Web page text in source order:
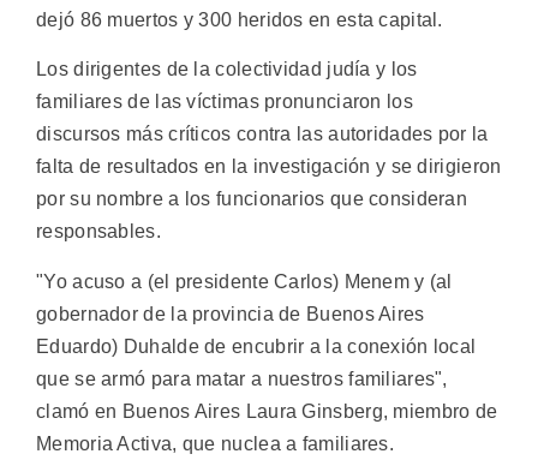
dejó 86 muertos y 300 heridos en esta capital.
Los dirigentes de la colectividad judía y los
familiares de las víctimas pronunciaron los
discursos más críticos contra las autoridades por la
falta de resultados en la investigación y se dirigieron
por su nombre a los funcionarios que consideran
responsables.
"Yo acuso a (el presidente Carlos) Menem y (al
gobernador de la provincia de Buenos Aires
Eduardo) Duhalde de encubrir a la conexión local
que se armó para matar a nuestros familiares",
clamó en Buenos Aires Laura Ginsberg, miembro de
Memoria Activa, que nuclea a familiares.